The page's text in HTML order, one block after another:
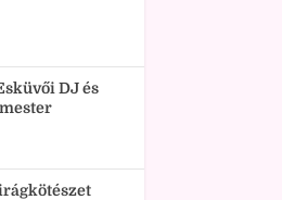
DJ és